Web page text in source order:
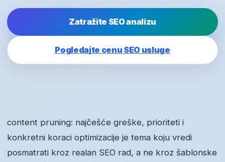
Zatražite SEO analizu
Pogledajte cenu SEO usluge
content pruning: najčešće greške, prioriteti i
konkretni koraci optimizacije je tema koju vredi
posmatrati kroz realan SEO rad, a ne kroz šablonske